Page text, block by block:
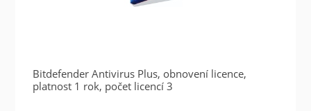
Bitdefender Antivirus Plus, obnovení licence,
platnost 1 rok, počet licencí 3